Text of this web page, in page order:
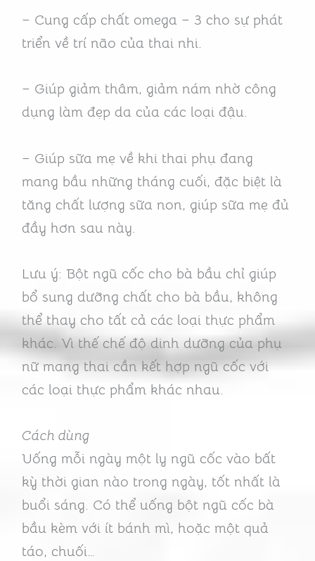
– Cung cấp chất omega – 3 cho sự phát
triển về trí não của thai nhi.
– Giúp giảm thâm, giảm nám nhờ công
dụng làm đẹp da của các loại đậu.
– Giúp sữa mẹ về khi thai phụ đang
mang bầu những tháng cuối, đặc biệt là
tăng chất lượng sữa non, giúp sữa mẹ đủ
đầy hơn sau này.
Lưu ý: Bột ngũ cốc cho bà bầu chỉ giúp
bổ sung dưỡng chất cho bà bầu, không
thể thay cho tất cả các loại thực phẩm
khác. Vì thế chế độ dinh dưỡng của phụ
nữ mang thai cần kết hợp ngũ cốc với
các loại thực phẩm khác nhau.
Cách dùng
Uống mỗi ngày một ly ngũ cốc vào bất
kỳ thời gian nào trong ngày, tốt nhất là
buổi sáng. Có thể uống bột ngũ cốc bà
bầu kèm với ít bánh mì, hoặc một quả
táo, chuối…